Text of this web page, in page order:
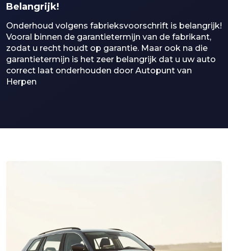
Belangrijk!
Onderhoud volgens fabrieksvoorschrift is belangrijk!
Vooral binnen de garantietermijn van de fabrikant,
zodat u recht houdt op garantie. Maar ook na die
garantietermijn is het zeer belangrijk dat u uw auto
correct laat onderhouden door Autopunt van
Herpen